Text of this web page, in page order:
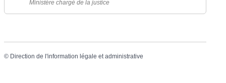
Ministère chargé de la justice
© Direction de l'information légale et administrative